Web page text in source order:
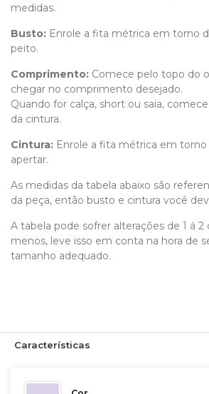
medidas.
Busto: Enrole a fita métrica em torno
peito.
Comprimento: Comece pelo topo do
chegar no comprimento desejado.
Quando for calça, short ou saia,
da cintura.
Cintura: Enrole a fita métrica em torno
apertar.
As medidas da tabela abaixo são
da peça, então busto e cintura você
A tabela pode sofrer alterações de 1 á 2
menos, leve isso em conta na hora de
tamanho adequado.
Características